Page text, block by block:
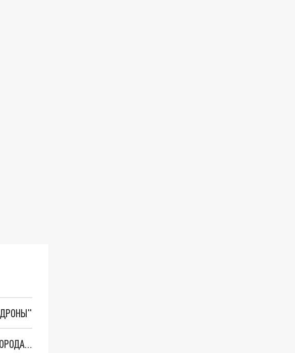
ВЛАСТИ ОЗВУЧИЛИ, ПОЧЕМУ БЫЛ ПЕРЕКРЫТ БОРСКИЙ МОСТ В СТОРОНУ НИЖНЕГО НОВГОРОДА 14 МАРТА